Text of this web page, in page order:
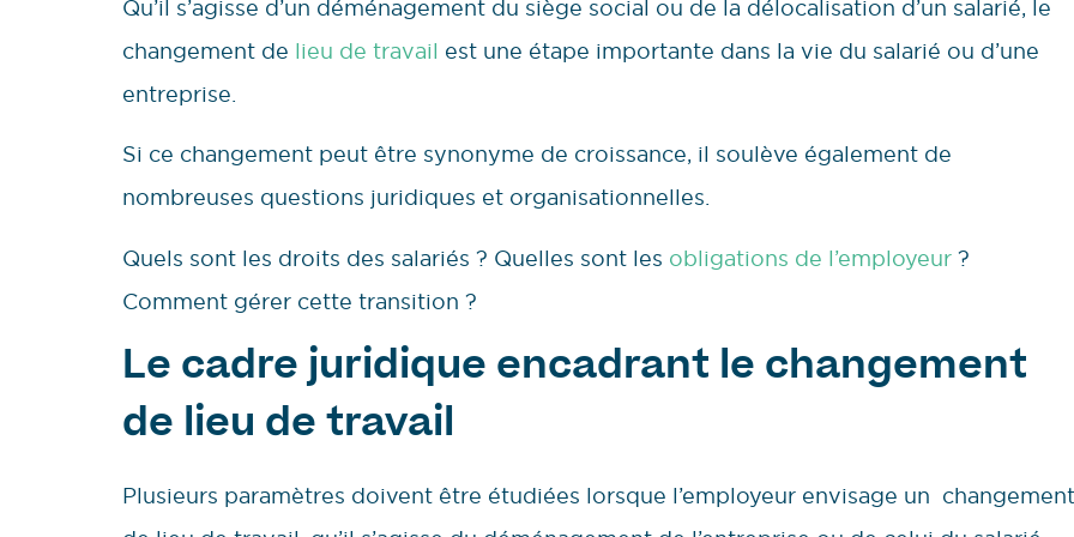
Qu’il s’agisse d’un déménagement du siège social ou de la délocalisation d’un salarié, le
changement de lieu de travail est une étape importante dans la vie du salarié ou d’une
entreprise.
Si ce changement peut être synonyme de croissance, il soulève également de
nombreuses questions juridiques et organisationnelles.
Quels sont les droits des salariés ? Quelles sont les obligations de l’employeur ?
Comment gérer cette transition ?
Le cadre juridique encadrant le changement
de lieu de travail
Plusieurs paramètres doivent être étudiées lorsque l’employeur envisage un changement